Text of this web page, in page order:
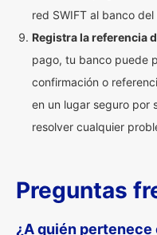
red SWIFT al banco
Registra la referencia
pago, tu banco puede
confirmación o
en un lugar seguro por
resolver cualquier
Preguntas
¿A quién pertenece